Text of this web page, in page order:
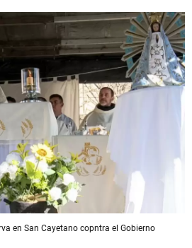
en San Cayetano copntra el Gobierno